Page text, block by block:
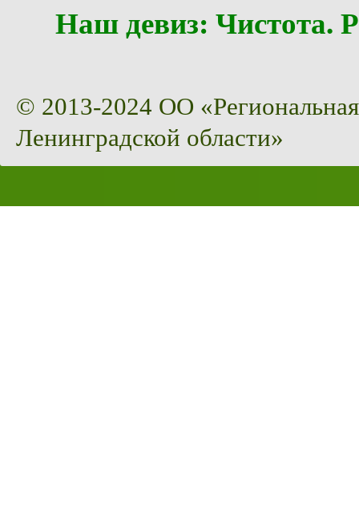
Наш девиз:
© 2013-2024 ОО
Ленинградской области»